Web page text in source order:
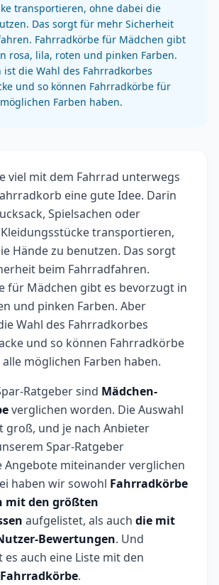
transportieren, ohne dabei die
Das sorgt für mehr Sicherheit
Fahrradkörbe für Mädchen gibt
rosa, lila, roten und pinken Farben.
die Wahl des Fahrradkorbes
und so können Fahrradkörbe für
Farben haben.
viel mit dem Fahrrad unterwegs
eine gute Idee. Darin
Spielsachen oder
transportieren,
Hände zu benutzen. Das sorgt
beim Fahrradfahren.
für Mädchen gibt es bevorzugt in
und pinken Farben. Aber
Wahl des Fahrradkorbes
und so können Fahrradkörbe
möglichen Farben haben.
Ratgeber sind Mädchen-
verglichen worden. Die Auswahl
groß, und je nach Anbieter
Spar-Ratgeber
Angebote miteinander verglichen
haben wir sowohl Fahrradkörbe
mit den größten
aufgelistet, als auch die mit
Bewertungen. Und
auch eine Liste mit den
Fahrradkörbe.